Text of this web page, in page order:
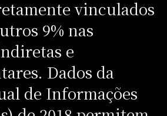
vinculados
9% nas
e
Dados da
de Informações